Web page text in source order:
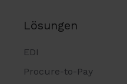
Lösungen
EDI
Procure-to-Pay